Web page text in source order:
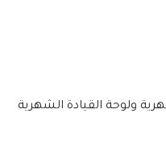
ولوحة القيادة الشهرية